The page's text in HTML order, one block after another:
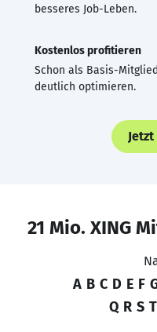
besseres Job-Leben.
Kostenlos profitieren
Schon als Basis-
deutlich optimieren.
21 Mio. XING
A B C D E F
Q R S T